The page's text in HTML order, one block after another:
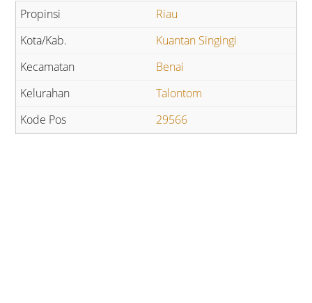
Riau
Kuantan Singingi
Benai
Talontom
29566